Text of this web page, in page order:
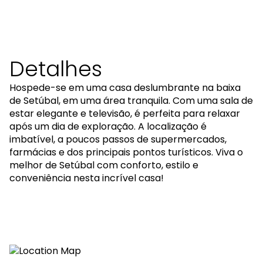
Detalhes
Hospede-se em uma casa deslumbrante na baixa
de Setúbal, em uma área tranquila. Com uma sala de
estar elegante e televisão, é perfeita para relaxar
após um dia de exploração. A localização é
imbatível, a poucos passos de supermercados,
farmácias e dos principais pontos turísticos. Viva o
melhor de Setúbal com conforto, estilo e
conveniência nesta incrível casa!